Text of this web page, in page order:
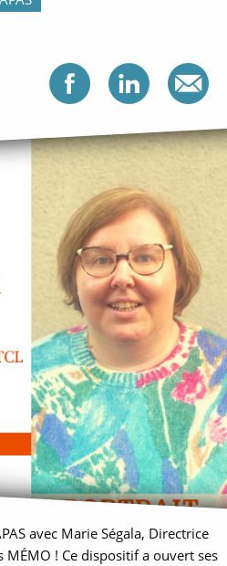
avec Marie Ségala, Directrice
! Ce dispositif a ouvert ses